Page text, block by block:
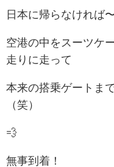
日本に帰らなければ
空港の中をスーツケ
走りに走って
本来の搭乗ゲートま
（笑）
💨
無事到着！